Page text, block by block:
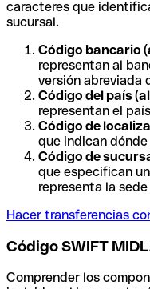
caracteres que
sucursal.
Código bancario
representan al
versión abreviada
Código del país
representan el
Código de
que indican
Código de
que especifican
representa la
Hacer transferencias
Código SWIFT
Comprender los